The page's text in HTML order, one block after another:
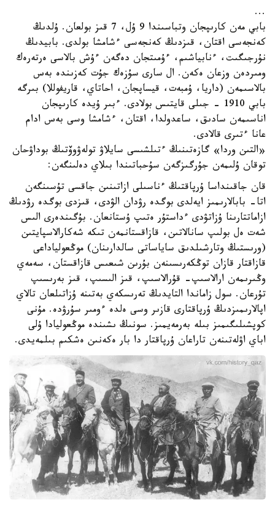
...
بابي مەن كارىپجان وتباسىندا 9 ۇل، 7 قىز بولعان. ۇلدىڭ
كەنجەسى اقتان، قىزدىڭ كەنجەسى ءشامشا بولدى. بابيدىڭ
نۇرجىگىت، ءنابياشىم، ءۇمىتجان دەگەن ءۇش بالاسى ەرتەرەك
ومىردەن وزعان ەكەن. ال سارى سۇزەك جۇت كەزىندە بەس
بالاسىمەن (داريا، ۇمبەت، قيساپجان، احاتاي، قاريفوللا) بىرگە
بابي 1910 - جىلى قايتىس بولادى. ءبىر ۇيدە كارىپجان
اناسىمەن سادىق، ساعدولدا، اقتان، ءشامشا وسى بەس ادام
عانا ءتىرى قالادى.
«التىن وردا» گازەتىنىڭ ءتىلشىسى سايلاۋ تولەۋوۆتىڭ بوداۋحان
توقان ۇلىمەن جۇرگىزگەن سۇحباتىندا بىلاي دەلىنگەن:
قان جاقىنداسا ۇرپاقتىڭ ءناسىلى ازاتىنىن جاقسى تۇسىنگەن
اتا- بابالارىمىز ايەلدى بوگدە رۋدان الۋدى، قىزدى بوگدە رۋدىڭ
ازاماتتارىنا ۇزاتۋدى ءداستۇر ەتىپ ۇستانعان. بۇگىندەرى الىس
شەت ەل بولىپ سانالاتىن، قازاقستانمەن تىكە شەكارالاسپايتىن
(ورىستىڭ وتارشىلدىق ساياساتى سالدارىنان) موڭعولياداعى
قازاقتار قازان توڭكەرىسىنەن بۇرىن شىعىس قازاقستان، سەمەي
وڭىرىمەن ارالاسىپ- قۇرالاسىپ، قىز الىسىپ، قىز بەرىسىپ
تۇرعان. سول زاماندا التايدىڭ تەرىسكەي بەتىنە ۇزاتىلعان تالاي
اپالارىمىزدىڭ ۇرپاقتارى قازىر وسى ەلدە ءومىر سۇرۋدە. مۇنى
كوپشىلىگىمىز بىلە بەرمەيمىز. سونىڭ ىشىندە موڭعوليادا ۇلى
اباي اۋلەتىنەن تاراعان ۇرپاقتار دا بار ەكەنىن ەشكىم بىلمەيدى.